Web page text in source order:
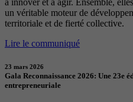
un véritable moteur de
territoriale et de fierté collective.
Lire le communiqué
23 mars 2026
Gala Reconnaissance 2026: Une 23e
entrepreneuriale